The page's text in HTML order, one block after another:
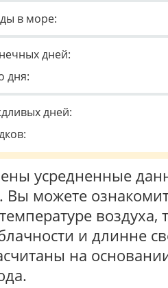
в море:
дней:
дня:
дней:
усредненные
Вы можете
воздуха,
и длинне
на